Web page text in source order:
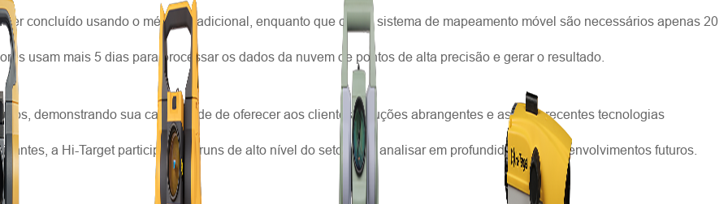
concluído usando o método tradicional, enquanto que com o sistema de mapeamento móvel são necessários apenas 20
usam mais 5 dias para processar os dados da nuvem de pontos de alta precisão e gerar o resultado.
demonstrando sua capacidade de oferecer aos clientes soluções abrangentes e as mais recentes tecnologias
a Hi-Target participa de fóruns de alto nível do setor para analisar em profundidade os desenvolvimentos futuros.